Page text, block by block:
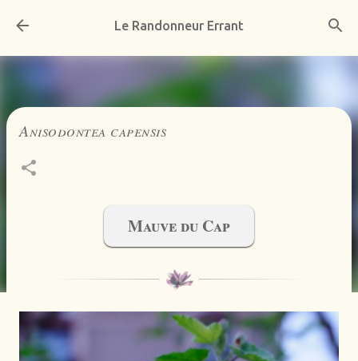
Accéder au contenu principal
Le Randonneur Errant
Anisodontea capensis
Mauve du Cap